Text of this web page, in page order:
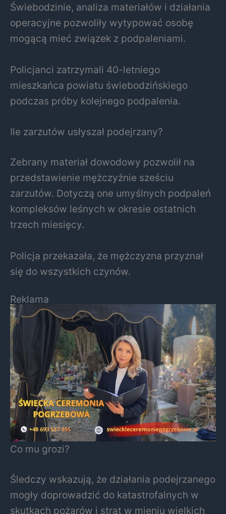
Świebodzinie, analiza materiałów i działania
operacyjne pozwoliły wytypować osobę
mogącą mieć związek z podpaleniami.
Policjanci zatrzymali 40-letniego
mieszkańca powiatu świebodzińskiego
podczas próby kolejnego podpalenia.
Ile zarzutów usłyszał podejrzany?
Zebrany materiał dowodowy pozwolił na
przedstawienie mężczyźnie sześciu
zarzutów. Dotyczą one umyślnych podpaleń
kompleksów leśnych w okresie ostatnich
trzech miesięcy.
Policja przekazała, że mężczyzna przyznał
się do wszystkich czynów.
Reklama
Co mu grozi?
Śledczy wskazują, że działania podejrzanego
mogły doprowadzić do katastrofalnych w
skutkach pożarów i strat w mieniu wielkich